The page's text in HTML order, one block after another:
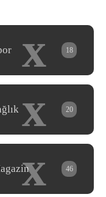
x 18
x 20
x 46